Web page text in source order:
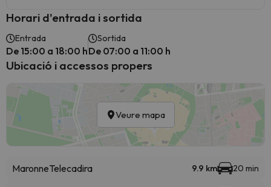
Horari d'entrada i sortida
Entrada
De 15:00 a 18:00 h
Sortida
De 07:00 a 11:00 h
Ubicació i accessos propers
Veure mapa
MaronneTelecadira 9.9 km 20 min